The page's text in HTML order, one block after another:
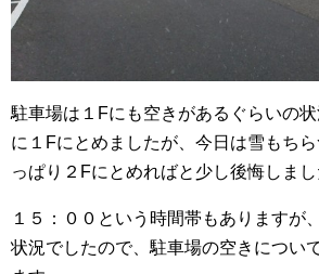
駐車場は１Fにも空きがあるぐらいの
に１Fにとめましたが、今日は雪もち
っぱり２Fにとめればと少し後悔しまし
１５：００という時間帯もありますが
状況でしたので、駐車場の空きについ